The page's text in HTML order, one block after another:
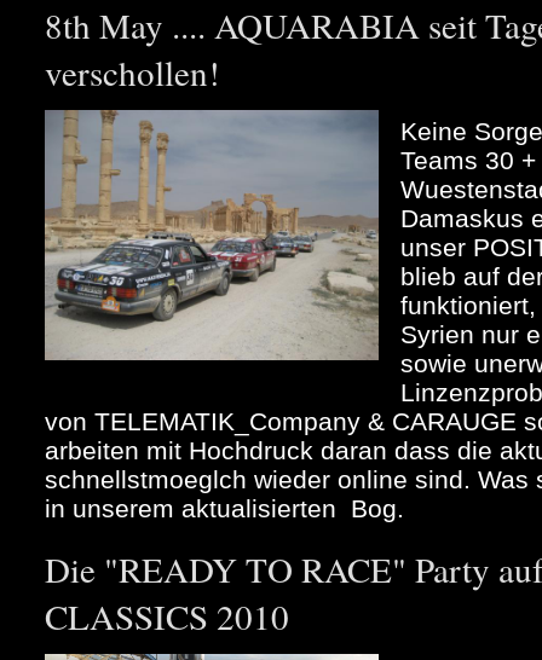
8th May .... AQUARABIA seit
verschollen!
Keine
Teams 30
Damaskus
unser
blieb auf
Syrien nur
sowie
von TELEMATIK_Company & CARAUGE
arbeiten mit Hochdruck daran dass die
schnellstmoeglch wieder online sind. Was
in unserem aktualisierten Bog.
Die "READY TO RACE" Party
CLASSICS 2010